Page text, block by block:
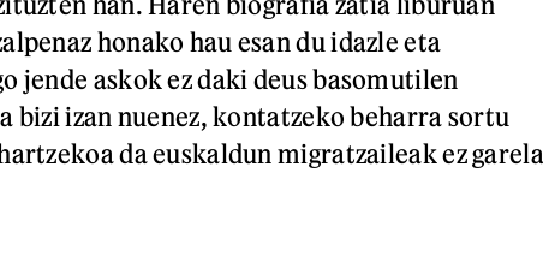
honako hau esan du idazle eta
jende askok ez daki deus basomutilen
bizi izan nuenez, kontatzeko beharra sortu
da euskaldun migratzaileak ez garela